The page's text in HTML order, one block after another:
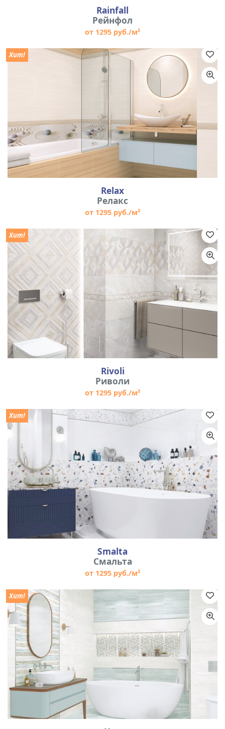
Rainfall
Рейнфол
от 1295 руб./м²
Relax
Релакс
от 1295 руб./м²
Хит!
Rivoli
Риволи
от 1295 руб./м²
Хит!
Smalta
Смальта
от 1295 руб./м²
Хит!
Хит!